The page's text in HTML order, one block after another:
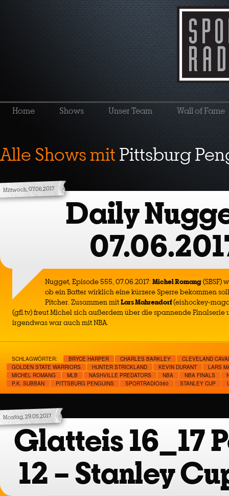
Home Shows Unser Team Wall of Fame
Alle Shows mitPittsburg
Mittwoch, 07.06.2017
Daily
Nugget, Episode 555, 07.06.2017:Michel Romang(SBSF)
ob ein Batter wirklich eine kürzere Sperre bekommen
Pitcher. Zusammen mitLars Mahrendorf(eishockey-
(gfl.tv) freut Michel sich außerdem über die spannende Finalserie
irgendwas war auch mit NBA.
SCHLAGWÖRTER: BRYCE HARPER CHARLES BARKLEY
CLEVELAND
GOLDEN STATE WARRIORS
HUNTER STRICKLAND KEVIN DURANT
LARS
MICHEL ROMANG
MLB NASHVILLE PREDATORS NBA NBA FINALS
P.K. SUBBAN
PITTSBURG PENGUINS SPORTRADIO360 STANLEY CUP
Montag, 29.05.2017
Glatteis 16_17
12 – Stanley